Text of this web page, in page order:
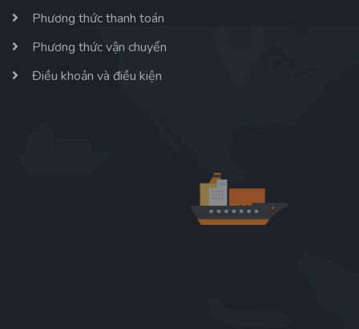
Phương thức thanh toán
Phương thức vận chuyển
Điều khoản và điều kiện